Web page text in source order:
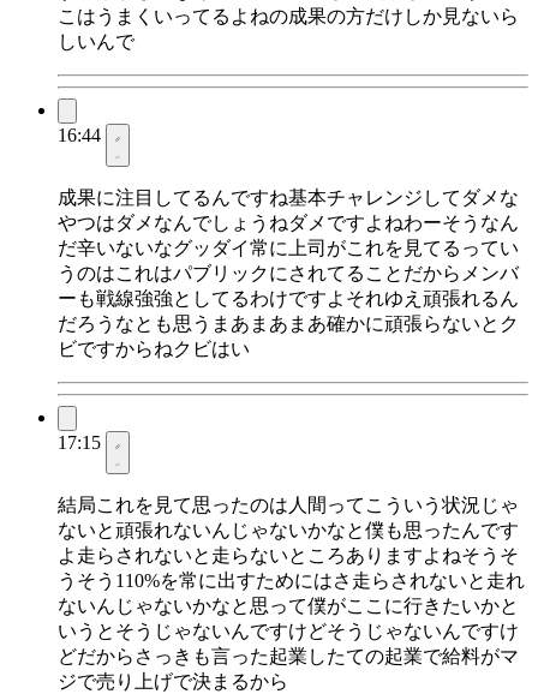
こはうまくいってるよねの成果の方だけしか見ないら
しいんで
16:44
成果に注目してるんですね基本チャレンジしてダメな
やつはダメなんでしょうねダメですよねわーそうなん
だ辛いないなグッダイ常に上司がこれを見てるってい
うのはこれはパブリックにされてることだからメンバ
ーも戦線強強としてるわけですよそれゆえ頑張れるん
だろうなとも思うまあまあまあ確かに頑張らないとク
ビですからねクビはい
17:15
結局これを見て思ったのは人間ってこういう状況じゃ
ないと頑張れないんじゃないかなと僕も思ったんです
よ走らされないと走らないところありますよねそうそ
うそう110%を常に出すためにはさ走らされないと走れ
ないんじゃないかなと思って僕がここに行きたいかと
いうとそうじゃないんですけどそうじゃないんですけ
どだからさっきも言った起業したての起業で給料がマ
ジで売り上げで決まるから